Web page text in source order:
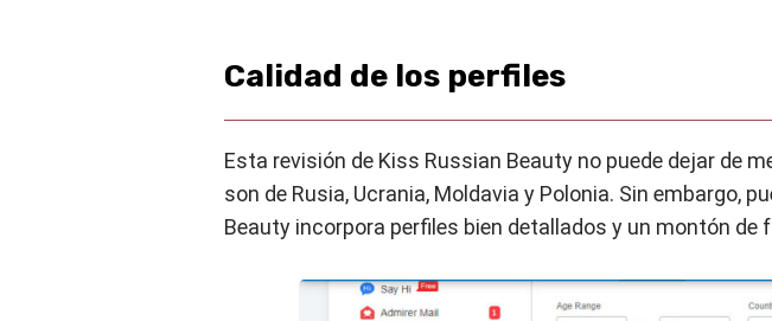
Calidad de los perfiles
Esta revisión de Kiss Russian Beauty no puede dejar de
son de Rusia, Ucrania, Moldavia y Polonia. Sin embargo,
Beauty incorpora perfiles bien detallados y un montón de